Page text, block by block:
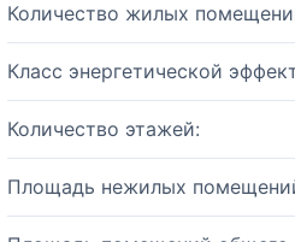
Количество жилых
Класс энергетической
Количество этажей:
Площадь нежилых